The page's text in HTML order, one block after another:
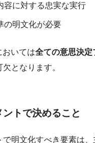
容に対する忠実な実行
の明文化が必要
おいては全ての意思決
となります。
トで決めること
で明文化すべき要素は